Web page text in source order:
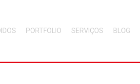
PORTFOLIO SERVIÇOS BLOG